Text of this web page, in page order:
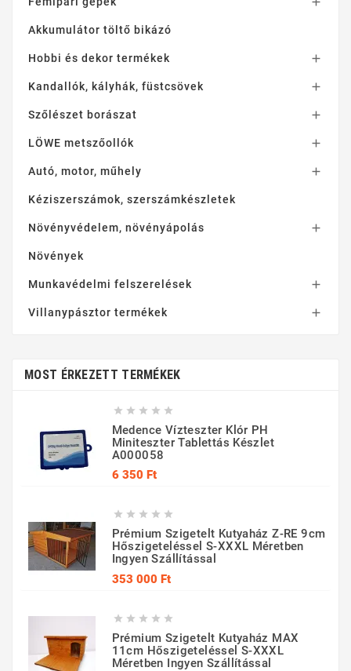
Akkumulátor töltő bikázó
Hobbi és dekor termékek 
Kandallók, kályhák, füstcsövek 
Szőlészet borászat 
LÖWE metszőollók 
Autó, motor, műhely 
Kéziszerszámok, szerszámkészletek
Növényvédelem, növényápolás 
Növények
Munkavédelmi felszerelések 
Villanypásztor termékek 
MOST ÉRKEZETT TERMÉKEK
    
Medence Vízteszter Klór PH
Miniteszter Tablettás Készlet
A000058
6 350 FtÁr
    
Prémium Szigetelt Kutyaház Z-RE 9cm
Hőszigeteléssel S-XXXL Méretben
Ingyen Szállítással
353 000 FtÁr
    
Prémium Szigetelt Kutyaház MAX
11cm Hőszigeteléssel S-XXXL
Méretben Ingyen Szállítással